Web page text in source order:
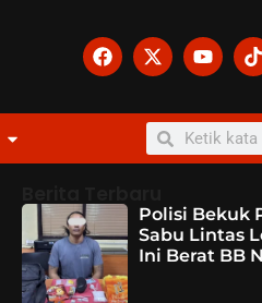
Polisi Bekuk
Sabu Lintas
Ini Berat BB